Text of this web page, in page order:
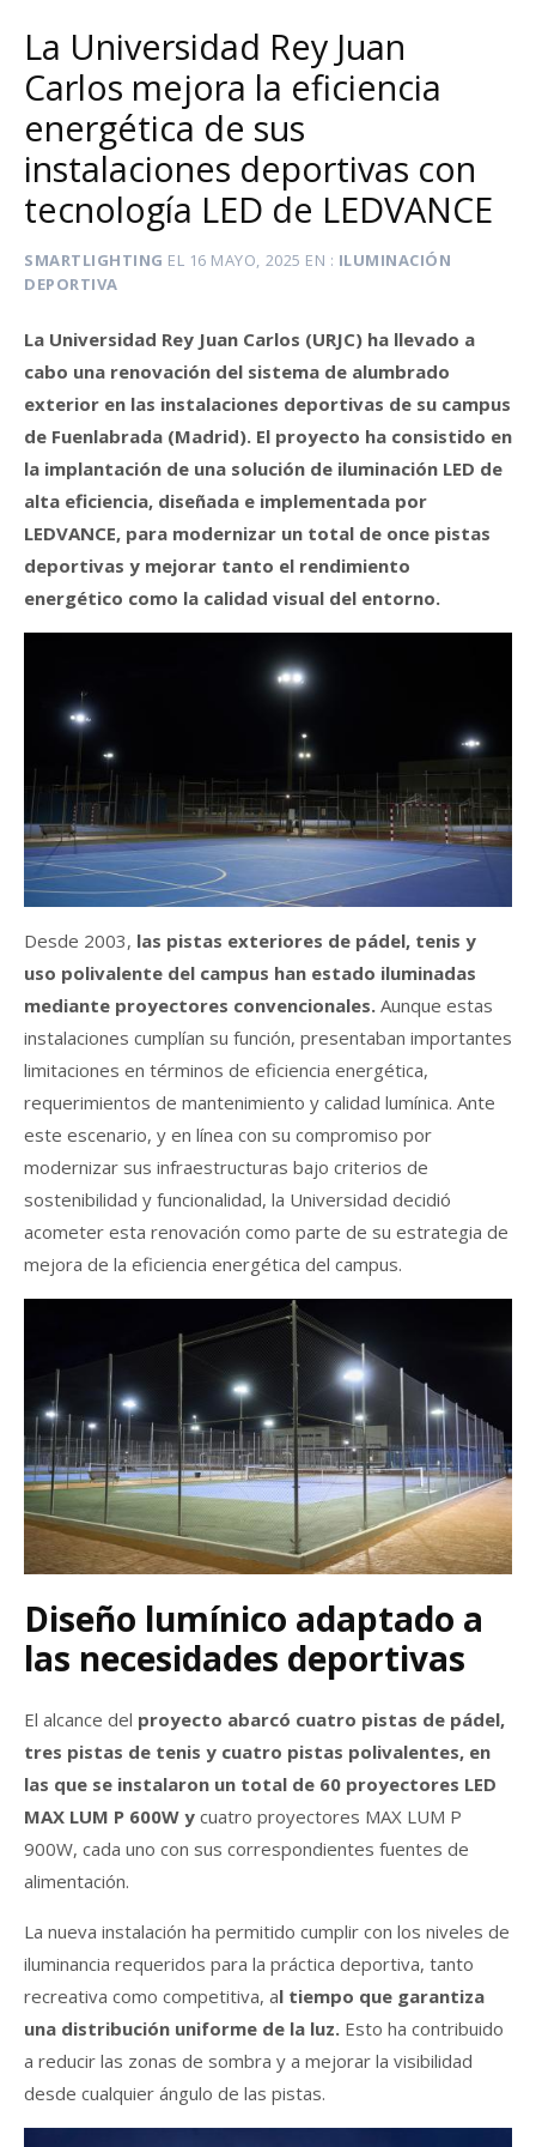
La Universidad Rey Juan
Carlos mejora la eficiencia
energética de sus
instalaciones deportivas con
tecnología LED de LEDVANCE
SMARTLIGHTING EL 16 MAYO, 2025 EN
ILUMINACIÓN
DEPORTIVA
La Universidad Rey Juan Carlos (URJC) ha llevado a
cabo una renovación del sistema de alumbrado
exterior en las instalaciones deportivas de su campus
de Fuenlabrada (Madrid). El proyecto ha consistido en
la implantación de una solución de iluminación LED de
alta eficiencia, diseñada e implementada por
LEDVANCE, para modernizar un total de once pistas
deportivas y mejorar tanto el rendimiento
energético como la calidad visual del entorno.
Desde 2003, las pistas exteriores de pádel, tenis y
uso polivalente del campus han estado iluminadas
mediante proyectores convencionales. Aunque estas
instalaciones cumplían su función, presentaban importantes
limitaciones en términos de eficiencia energética,
requerimientos de mantenimiento y calidad lumínica. Ante
este escenario, y en línea con su compromiso por
modernizar sus infraestructuras bajo criterios de
sostenibilidad y funcionalidad, la Universidad decidió
acometer esta renovación como parte de su estrategia de
mejora de la eficiencia energética del campus.
Diseño lumínico adaptado a
las necesidades deportivas
El alcance del proyecto abarcó cuatro pistas de pádel,
tres pistas de tenis y cuatro pistas polivalentes, en
las que se instalaron un total de 60 proyectores LED
MAX LUM P 600W y cuatro proyectores MAX LUM P
900W, cada uno con sus correspondientes fuentes de
alimentación.
La nueva instalación ha permitido cumplir con los niveles de
iluminancia requeridos para la práctica deportiva, tanto
recreativa como competitiva, al tiempo que garantiza
una distribución uniforme de la luz. Esto ha contribuido
a reducir las zonas de sombra y a mejorar la visibilidad
desde cualquier ángulo de las pistas.